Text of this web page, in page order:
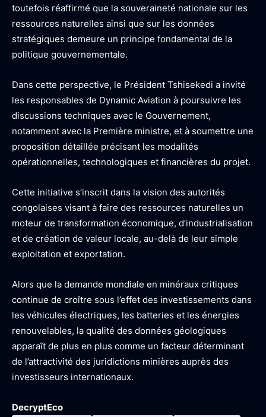
toutefois réaffirmé que la souveraineté nationale sur les
ressources naturelles ainsi que sur les données
stratégiques demeure un principe fondamental de la
politique gouvernementale.
Dans cette perspective, le Président Tshisekedi a invité
les responsables de Dynamic Aviation à poursuivre les
discussions techniques avec le Gouvernement,
notamment avec la Première ministre, et à soumettre une
proposition détaillée précisant les modalités
opérationnelles, technologiques et financières du projet.
Cette initiative s’inscrit dans la vision des autorités
congolaises visant à faire des ressources naturelles un
moteur de transformation économique, d’industrialisation
et de création de valeur locale, au-delà de leur simple
exploitation et exportation.
Alors que la demande mondiale en minéraux critiques
continue de croître sous l’effet des investissements dans
les véhicules électriques, les batteries et les énergies
renouvelables, la qualité des données géologiques
apparaît de plus en plus comme un facteur déterminant
de l’attractivité des juridictions minières auprès des
investisseurs internationaux.
DecryptEco